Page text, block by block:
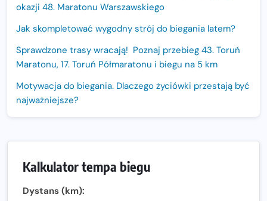
okazji 48. Maratonu Warszawskiego
Jak skompletować wygodny strój do biegania latem?
Sprawdzone trasy wracają! Poznaj przebieg 43. Toruń
Maratonu, 17. Toruń Półmaratonu i biegu na 5 km
Motywacja do biegania. Dlaczego życiówki przestają być
najważniejsze?
Sprawdzony przebieg i profil stworzony do szybkiego
biegania
Kalkulator tempa biegu
Dystans (km):